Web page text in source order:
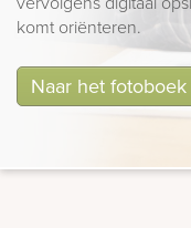
komt oriënteren.
Naar het fotoboek